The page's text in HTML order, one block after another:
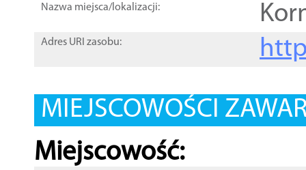
Nazwa miejsca/lokalizacji:
Adres URI zasobu:
MIEJSCOWOŚCI
Miejscowość: